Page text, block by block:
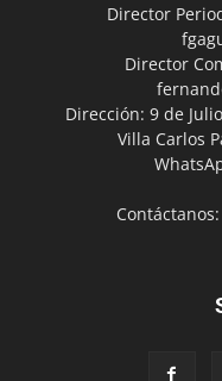
Director
Director
Dirección: 9 de
Villa Carlos
Contáctanos: